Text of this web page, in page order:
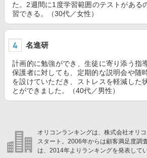
た。2週間に1度学習範囲のテストがある
習できる。（30代／女性）
名進研
計画的に勉強ができ、生徒に寄り添う指
保護者に対しても、定期的な説明会や随
を設けていただき、ストレスを軽減した
とができました。（40代／男性）
オリコンランキングは、株式会社オリ
スタート。2006年からは顧客満足度調
は、2014年よりランキングを発表してい